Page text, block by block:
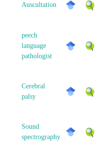
Auscultation
peech
language
pathologist
Cerebral
palsy
Sound
spectrography